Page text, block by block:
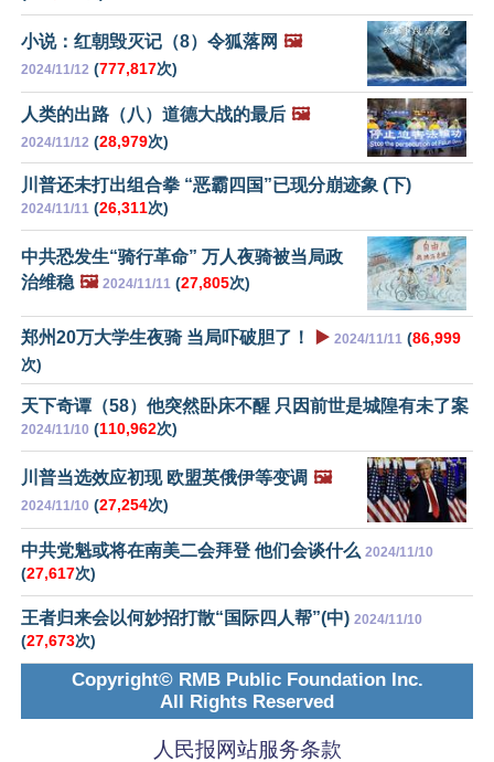
小说：红朝毁灭记（8）令狐落网 🖼️
2024/11/12 (777,817次)
人类的出路（八）道德大战的最后 🖼️
2024/11/12 (28,979次)
川普还未打出组合拳 “恶霸四国”已现分崩迹象 (下)
2024/11/11 (26,311次)
中共恐发生“骑行革命” 万人夜骑被当局政
治维稳 🖼️ 2024/11/11 (27,805次)
郑州20万大学生夜骑 当局吓破胆了！ ▶️ 2024/11/11 (86,999
次)
天下奇谭（58）他突然卧床不醒 只因前世是城隍有未了案
2024/11/10 (110,962次)
川普当选效应初现 欧盟英俄伊等变调 🖼️
2024/11/10 (27,254次)
中共党魁或将在南美二会拜登 他们会谈什么 2024/11/10
(27,617次)
王者归来会以何妙招打散“国际四人帮”(中) 2024/11/10
(27,673次)
Copyright© RMB Public Foundation Inc.
All Rights Reserved
人民报网站服务条款